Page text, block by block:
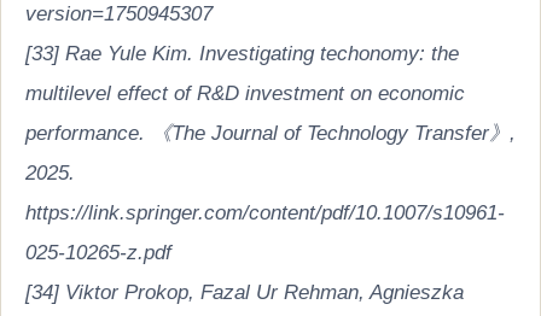
version=1750945307
[33] Rae Yule Kim. Investigating techonomy: the
multilevel effect of R&D investment on economic
performance. 《The Journal of Technology Transfer》,
2025.
https://link.springer.com/content/pdf/10.1007/s10961-
025-10265-z.pdf
[34] Viktor Prokop, Fazal Ur Rehman, Agnieszka